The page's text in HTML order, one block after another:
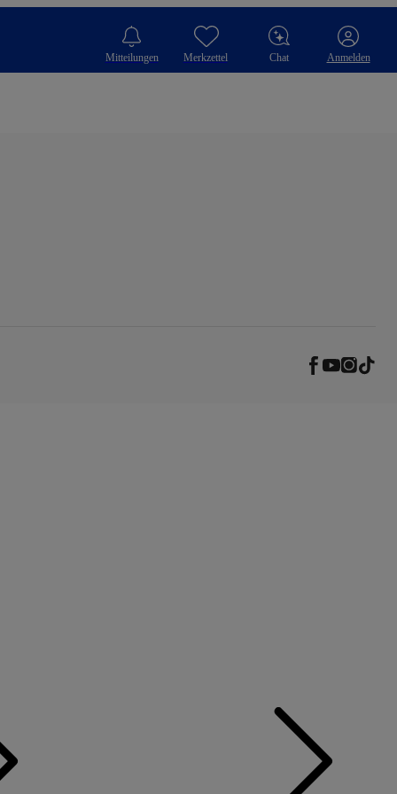
Mitteilungen Merkzettel Chat Anmelden